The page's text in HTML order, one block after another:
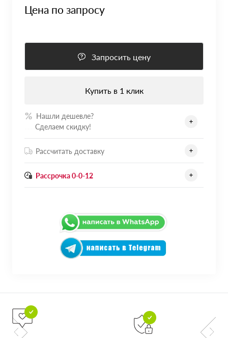
Цена по запросу
Запросить цену
Купить в 1 клик
Нашли дешевле?
Сделаем скидку!
Рассчитать доставку
Рассрочка 0-0-12